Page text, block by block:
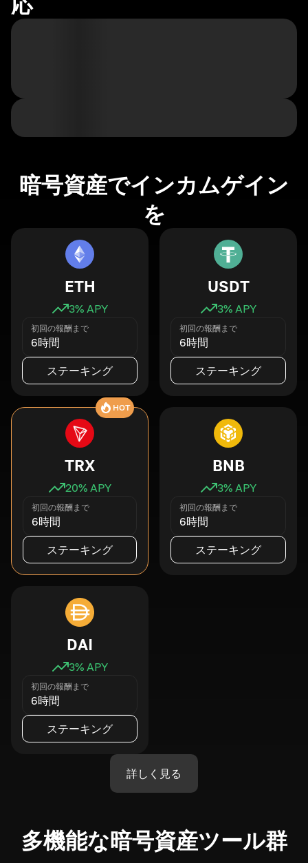
暗号資産でインカムゲイン
を
ETH
3% APY
初回の報酬まで
6時間
ステーキング
USDT
3% APY
初回の報酬まで
6時間
ステーキング
HOT
TRX
20% APY
初回の報酬まで
6時間
ステーキング
BNB
3% APY
初回の報酬まで
6時間
ステーキング
DAI
3% APY
初回の報酬まで
6時間
ステーキング
詳しく見る
多機能な暗号資産ツール群